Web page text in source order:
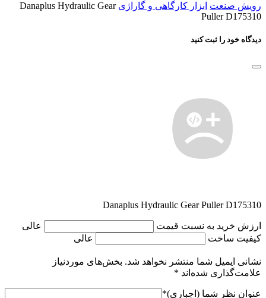
رویش صنعت ابزار کارگاهی و گاراژی Danaplus Hydraulic Gear
Puller D175310
دیدگاه خود را ثبت کنید
Danaplus Hydraulic Gear Puller D175310
ارزش خرید به نسبت قیمت
عالی
کیفیت ساخت
عالی
نشانی ایمیل شما منتشر نخواهد شد. بخش‌های موردنیاز
علامت‌گذاری شده‌اند *
عنوان نظر شما (اجباری)*